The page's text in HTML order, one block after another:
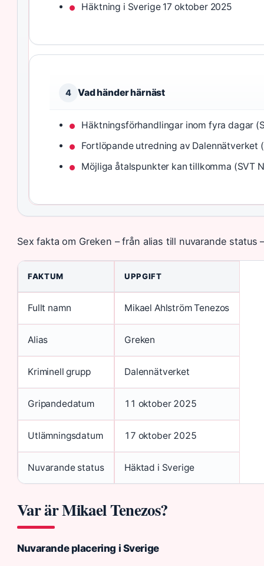
Häktning i Sverige 17 oktober 2025
4 Vad händer härnäst
Häktningsförhandlingar inom fyra dagar
Fortlöpande utredning av Dalennätverket
Möjliga åtalspunkter kan tillkomma (SVT
Sex fakta om Greken – från alias till nuvarande
FAKTUM UPPGIFT
Fullt namn Mikael Ahlström Tenezos
Alias Greken
Kriminell grupp Dalennätverket
Gripandedatum 11 oktober 2025
Utlämningsdatum 17 oktober 2025
Nuvarande status Häktad i Sverige
Var är Mikael Tenezos?
Nuvarande placering i Sverige